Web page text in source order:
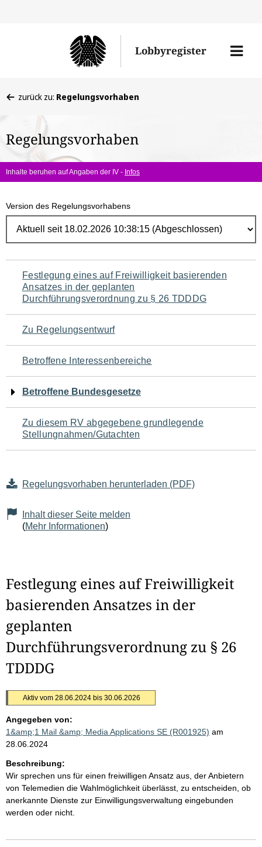
Lobbyregister
Menü
befinden
hier:
zurück zu: Regelungsvorhaben
Regelungsvorhaben
Inhalte beruhen auf Angaben der IV - Infos
Version des Regelungsvorhabens
Navigation
für
den
Seiteninhalt
Festlegung eines auf Freiwilligkeit basierenden
Ansatzes in der geplanten
Durchführungsverordnung zu § 26 TDDDG
Zu Regelungsentwurf
Betroffene Interessenbereiche
Betroffene Bundesgesetze
Zu diesem RV abgegebene grundlegende
Stellungnahmen/Gutachten
Regelungsvorhaben herunterladen (PDF)
Inhalt dieser Seite melden
(Mehr Informationen)
Festlegung eines auf Freiwilligkeit
basierenden Ansatzes in der
geplanten
Durchführungsverordnung zu § 26
TDDDG
Aktiv vom 28.06.2024 bis 30.06.2026
Angegeben von:
1&amp;1 Mail &amp; Media Applications SE (R001925) am
28.06.2024
Beschreibung:
Wir sprechen uns für einen freiwilligen Ansatz aus, der Anbietern
von Telemedien die Wahlmöglichkeit überlässt, zu entscheiden, ob
anerkannte Dienste zur Einwilligungsverwaltung eingebunden
werden oder nicht.